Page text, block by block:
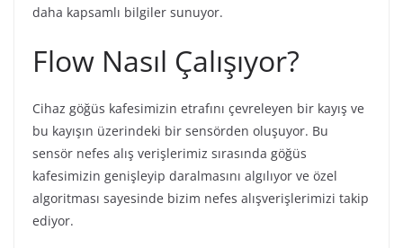
daha kapsamlı bilgiler sunuyor.
Flow Nasıl Çalışıyor?
Cihaz göğüs kafesimizin etrafını çevreleyen bir kayış ve
bu kayışın üzerindeki bir sensörden oluşuyor. Bu
sensör nefes alış verişlerimiz sırasında göğüs
kafesimizin genişleyip daralmasını algılıyor ve özel
algoritması sayesinde bizim nefes alışverişlerimizi takip
ediyor.